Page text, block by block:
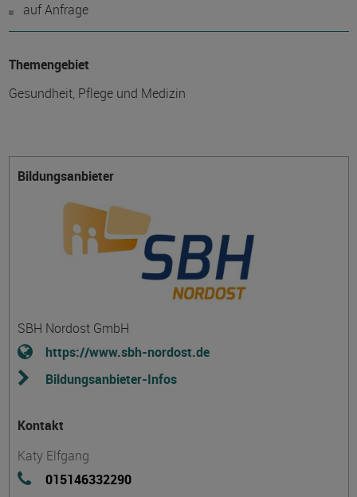
auf Anfrage
Themengebiet
Gesundheit, Pflege und Medizin
Bildungsanbieter
SBH Nordost GmbH
https://www.sbh-nordost.de
Bildungsanbieter-Infos
Kontakt
Katy Elfgang
015146332290